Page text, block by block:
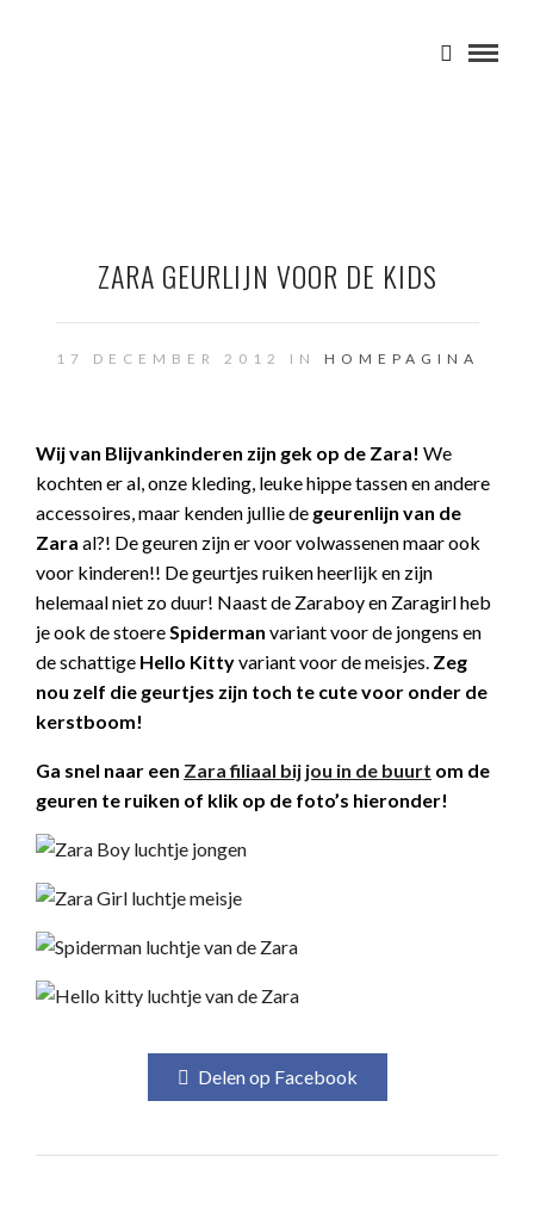
ZARA GEURLIJN VOOR DE KIDS
17 DECEMBER 2012 IN HOMEPAGINA
Wij van Blijvankinderen zijn gek op de Zara! We
kochten er al, onze kleding, leuke hippe tassen en andere
accessoires, maar kenden jullie de geurenlijn van de
Zara al?! De geuren zijn er voor volwassenen maar ook
voor kinderen!! De geurtjes ruiken heerlijk en zijn
helemaal niet zo duur! Naast de Zaraboy en Zaragirl heb
je ook de stoereSpiderman variant voor de jongens en
de schattige Hello Kittyvariant voor de meisjes. Zeg
nou zelf die geurtjes zijn toch te cute voor onder de
kerstboom!
Ga snel naar een Zara filiaal bij jou in de buurt om de
geuren te ruiken of klik op de foto’s hieronder!
Delen op Facebook